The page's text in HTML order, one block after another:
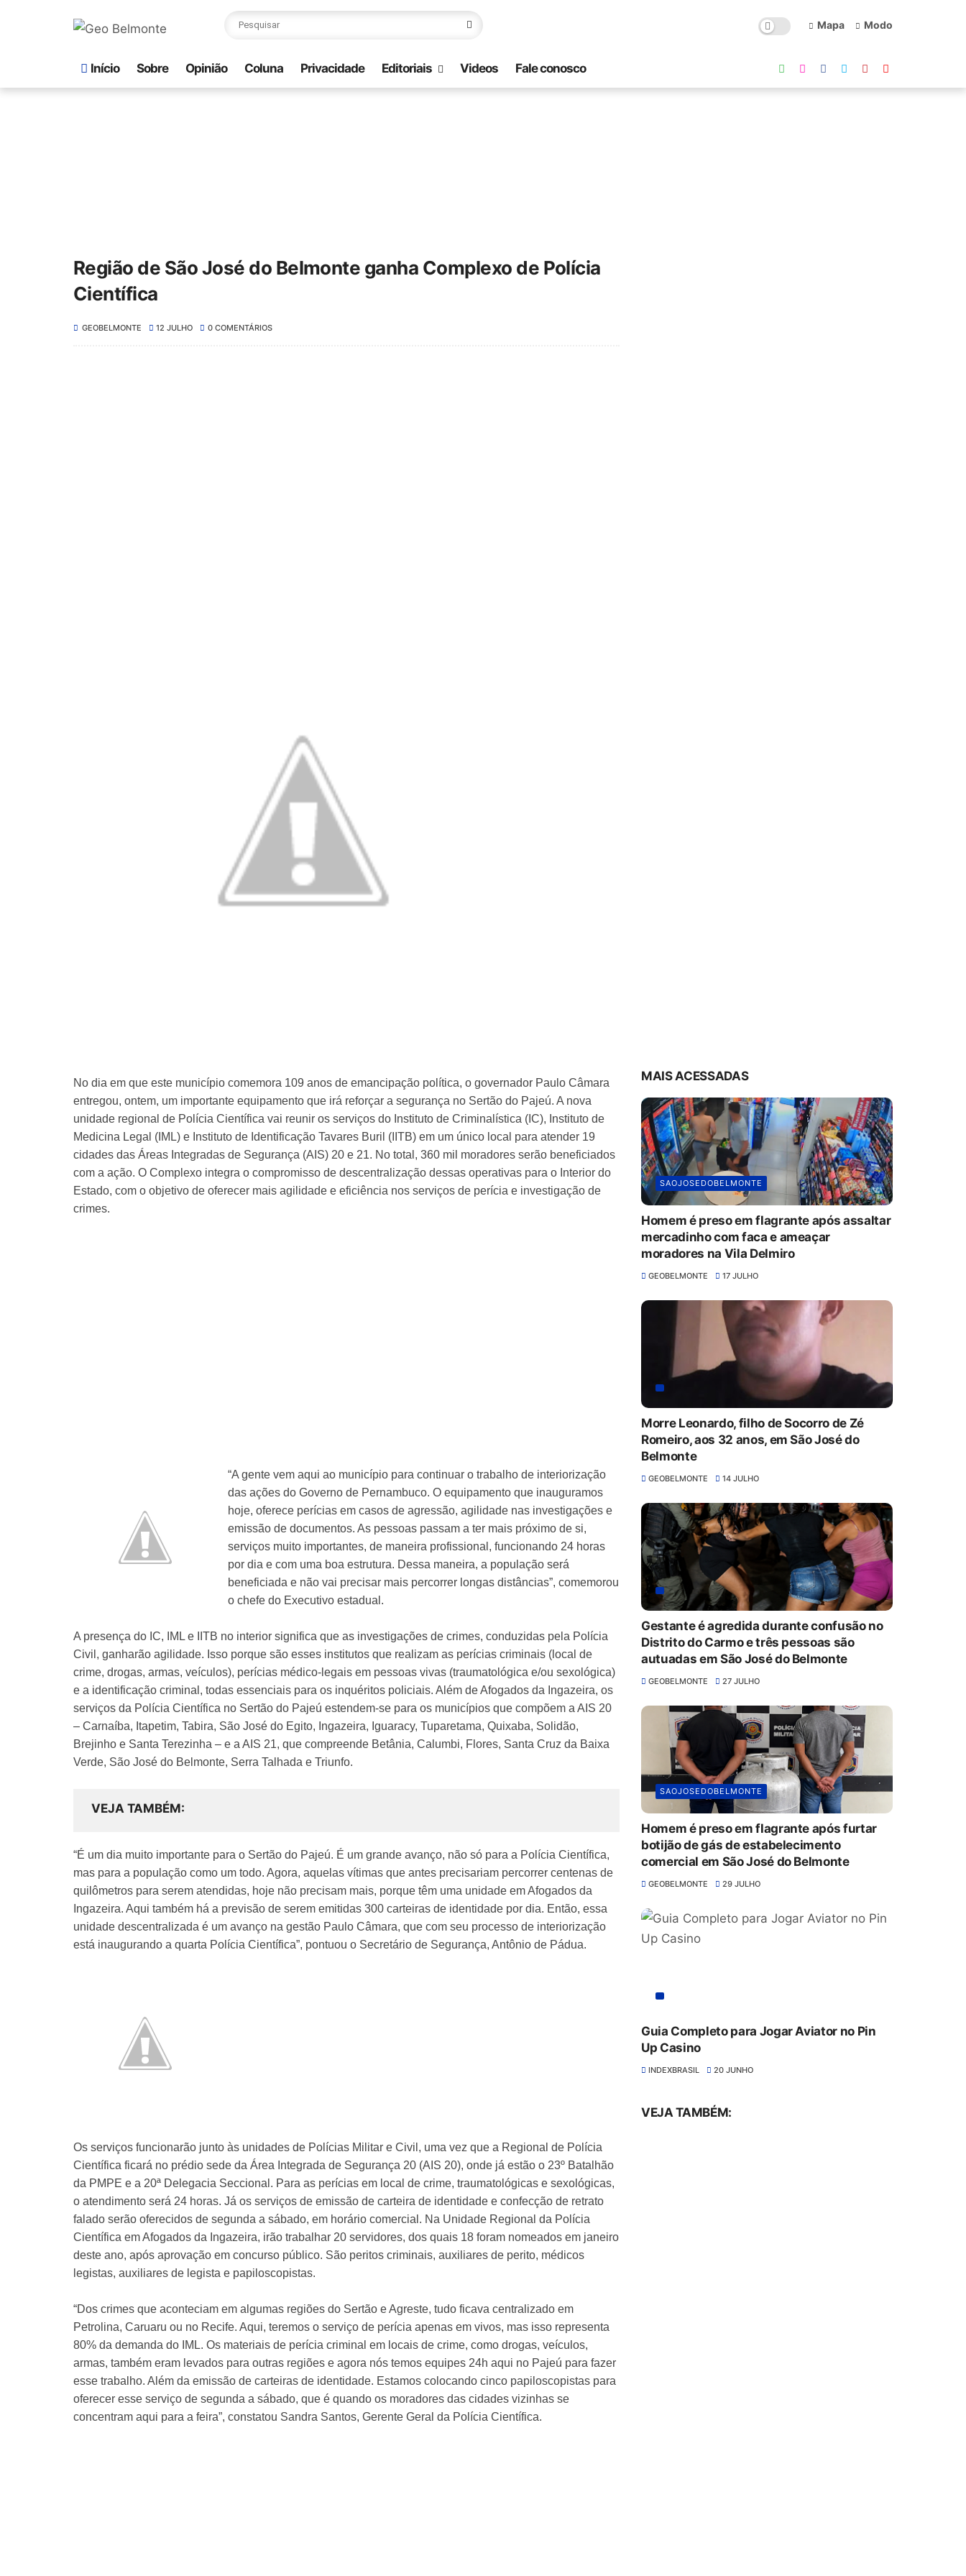
Mapa Modo
Início Sobre Opinião Coluna Privacidade Editoriais Videos Fale conosco
Região de São José do Belmonte ganha Complexo de Polícia
Científica
GEOBELMONTE 12 JULHO 0 COMENTÁRIOS
No dia em que este município comemora 109 anos de emancipação política, o governador Paulo Câmara
entregou, ontem, um importante equipamento que irá reforçar a segurança no Sertão do Pajeú. A nova
unidade regional de Polícia Científica vai reunir os serviços do Instituto de Criminalística (IC), Instituto de
Medicina Legal (IML) e Instituto de Identificação Tavares Buril (IITB) em um único local para atender 19
cidades das Áreas Integradas de Segurança (AIS) 20 e 21. No total, 360 mil moradores serão beneficiados
com a ação. O Complexo integra o compromisso de descentralização dessas operativas para o Interior do
Estado, com o objetivo de oferecer mais agilidade e eficiência nos serviços de perícia e investigação de
crimes.
“A gente vem aqui ao município para continuar o trabalho de interiorização
das ações do Governo de Pernambuco. O equipamento que inauguramos
hoje, oferece perícias em casos de agressão, agilidade nas investigações e
emissão de documentos. As pessoas passam a ter mais próximo de si,
serviços muito importantes, de maneira profissional, funcionando 24 horas
por dia e com uma boa estrutura. Dessa maneira, a população será
beneficiada e não vai precisar mais percorrer longas distâncias”, comemorou
o chefe do Executivo estadual.
A presença do IC, IML e IITB no interior significa que as investigações de crimes, conduzidas pela Polícia
Civil, ganharão agilidade. Isso porque são esses institutos que realizam as perícias criminais (local de
crime, drogas, armas, veículos), perícias médico-legais em pessoas vivas (traumatológica e/ou sexológica)
e a identificação criminal, todas essenciais para os inquéritos policiais. Além de Afogados da Ingazeira, os
serviços da Polícia Científica no Sertão do Pajeú estendem-se para os municípios que compõem a AIS 20
– Carnaíba, Itapetim, Tabira, São José do Egito, Ingazeira, Iguaracy, Tuparetama, Quixaba, Solidão,
Brejinho e Santa Terezinha – e a AIS 21, que compreende Betânia, Calumbi, Flores, Santa Cruz da Baixa
Verde, São José do Belmonte, Serra Talhada e Triunfo.
VEJA TAMBÉM
“É um dia muito importante para o Sertão do Pajeú. É um grande avanço, não só para a Polícia Científica,
mas para a população como um todo. Agora, aquelas vítimas que antes precisariam percorrer centenas de
quilômetros para serem atendidas, hoje não precisam mais, porque têm uma unidade em Afogados da
Ingazeira. Aqui também há a previsão de serem emitidas 300 carteiras de identidade por dia. Então, essa
unidade descentralizada é um avanço na gestão Paulo Câmara, que com seu processo de interiorização
está inaugurando a quarta Polícia Científica”, pontuou o Secretário de Segurança, Antônio de Pádua.
Os serviços funcionarão junto às unidades de Polícias Militar e Civil, uma vez que a Regional de Polícia
Científica ficará no prédio sede da Área Integrada de Segurança 20 (AIS 20), onde já estão o 23º Batalhão
da PMPE e a 20ª Delegacia Seccional. Para as perícias em local de crime, traumatológicas e sexológicas,
o atendimento será 24 horas. Já os serviços de emissão de carteira de identidade e confecção de retrato
falado serão oferecidos de segunda a sábado, em horário comercial. Na Unidade Regional da Polícia
Científica em Afogados da Ingazeira, irão trabalhar 20 servidores, dos quais 18 foram nomeados em janeiro
deste ano, após aprovação em concurso público. São peritos criminais, auxiliares de perito, médicos
legistas, auxiliares de legista e papiloscopistas.
“Dos crimes que aconteciam em algumas regiões do Sertão e Agreste, tudo ficava centralizado em
Petrolina, Caruaru ou no Recife. Aqui, teremos o serviço de perícia apenas em vivos, mas isso representa
80% da demanda do IML. Os materiais de perícia criminal em locais de crime, como drogas, veículos,
armas, também eram levados para outras regiões e agora nós temos equipes 24h aqui no Pajeú para fazer
esse trabalho. Além da emissão de carteiras de identidade. Estamos colocando cinco papiloscopistas para
oferecer esse serviço de segunda a sábado, que é quando os moradores das cidades vizinhas se
concentram aqui para a feira”, constatou Sandra Santos, Gerente Geral da Polícia Científica.
MAIS ACESSADAS
SAOJOSEDOBELMONTE
Homem é preso em flagrante após assaltar
mercadinho com faca e ameaçar
moradores na Vila Delmiro
GEOBELMONTE 17 JULHO
Morre Leonardo, filho de Socorro de Zé
Romeiro, aos 32 anos, em São José do
Belmonte
GEOBELMONTE 14 JULHO
Gestante é agredida durante confusão no
Distrito do Carmo e três pessoas são
autuadas em São José do Belmonte
GEOBELMONTE 27 JULHO
SAOJOSEDOBELMONTE
Homem é preso em flagrante após furtar
botijão de gás de estabelecimento
comercial em São José do Belmonte
GEOBELMONTE 29 JULHO
Guia Completo para Jogar Aviator no Pin
Up Casino
INDEXBRASIL 20 JUNHO
VEJA TAMBÉM: